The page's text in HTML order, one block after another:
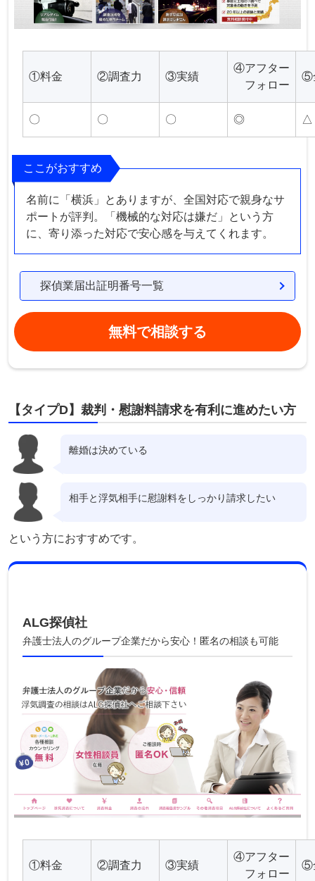
①料金 ②調査力 ③実績
④アフター
フォロー
⑤
〇 〇 〇 ◎ △
ここがおすすめ
名前に「横浜」とありますが、全国対応で親身なサ
ポートが評判。「機械的な対応は嫌だ」という方
に、寄り添った対応で安心感を与えてくれます。
探偵業届出証明番号一覧
無料で相談する
【タイプD】裁判・慰謝料請求を有利に進めたい方
離婚は決めている
相手と浮気相手に慰謝料をしっかり請求したい
という方におすすめです。
ALG探偵社
弁護士法人のグループ企業だから安心！匿名の相談も可能
①料金 ②調査力 ③実績
④アフター
フォロー
⑤